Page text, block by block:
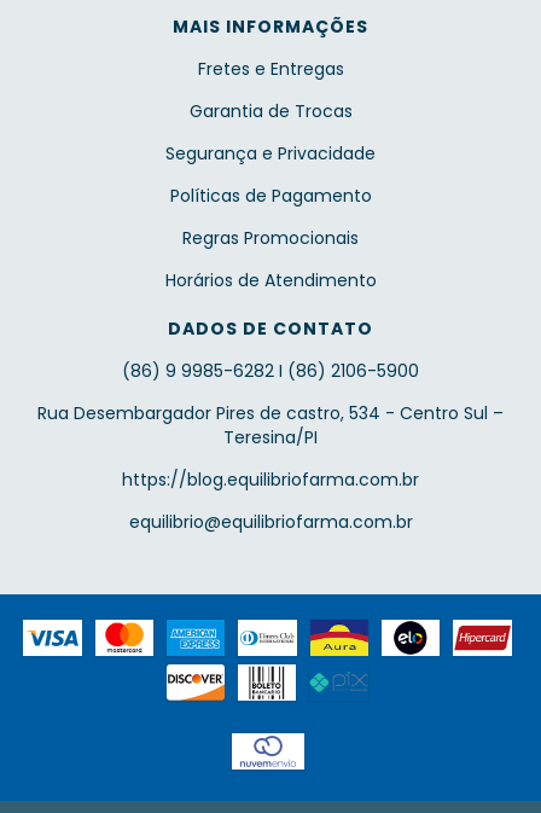
MAIS INFORMAÇÕES
Fretes e Entregas
Garantia de Trocas
Segurança e Privacidade
Políticas de Pagamento
Regras Promocionais
Horários de Atendimento
DADOS DE CONTATO
(86) 9 9985-6282 I (86) 2106-5900
Rua Desembargador Pires de castro, 534 - Centro Sul –
Teresina/PI
https://blog.equilibriofarma.com.br
equilibrio@equilibriofarma.com.br